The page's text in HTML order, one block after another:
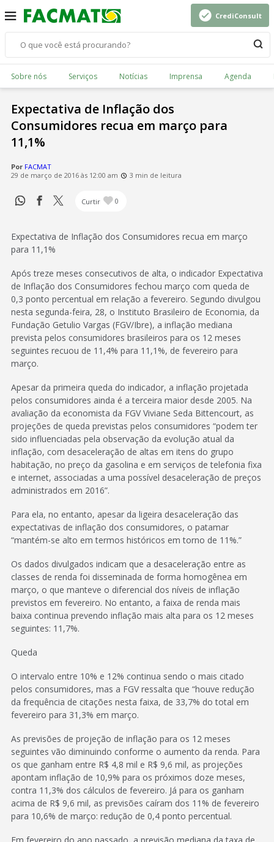
CrediConsult
Sobre nós Serviços Notícias Imprensa Agenda
Expectativa de Inflação dos
Consumidores recua em março para
11,1%
Por FACMAT
29 de março de 2016 às 12:00 am
3 min de leitura
Curtir 0
Expectativa de Inflação dos Consumidores recua em março
para 11,1%
Após treze meses consecutivos de alta, o indicador Expectativa
de Inflação dos Consumidores fechou março com queda de
0,3 ponto percentual em relação a fevereiro. Segundo divulgou
nesta segunda-feira, 28, o Instituto Brasileiro de Economia, da
Fundação Getulio Vargas (FGV/Ibre), a inflação mediana
prevista pelos consumidores brasileiros para os 12 meses
seguintes recuou de 11,4% para 11,1%, de fevereiro para
março.
Apesar da primeira queda do indicador, a inflação projetada
pelos consumidores ainda é a terceira maior desde 2005. Na
avaliação da economista da FGV Viviane Seda Bittencourt, as
projeções de queda previstas pelos consumidores “podem ter
sido influenciadas pela observação da evolução atual da
inflação, com desaceleração de altas em itens do grupo
habitação, no preço da gasolina e em serviços de telefonia fixa
e internet, associadas a uma possível desaceleração de preços
administrados em 2016”.
Para ela, no entanto, apesar da ligeira desaceleração das
expectativas de inflação dos consumidores, o patamar
“mantém-se alto em termos históricos em torno de 11%.”
Os dados divulgados indicam que a desaceleração entre as
classes de renda foi disseminada de forma homogênea em
março, o que manteve o diferencial dos níveis de inflação
previstos em fevereiro. No entanto, a faixa de renda mais
baixa continua prevendo inflação mais alta para os 12 meses
seguintes: 11,7%.
Queda
O intervalo entre 10% e 12% continua sendo o mais citado
pelos consumidores, mas a FGV ressalta que “houve redução
da frequência de citações nesta faixa, de 33,7% do total em
fevereiro para 31,3% em março.
As previsões de projeção de inflação para os 12 meses
seguintes vão diminuindo conforme o aumento da renda. Para
os que ganham entre R$ 4,8 mil e R$ 9,6 mil, as projeções
apontam inflação de 10,9% para os próximos doze meses,
contra 11,3% dos cálculos de fevereiro. Já para os ganham
acima de R$ 9,6 mil, as previsões caíram dos 11% de fevereiro
para 10,6% de março: redução de 0,4 ponto percentual.